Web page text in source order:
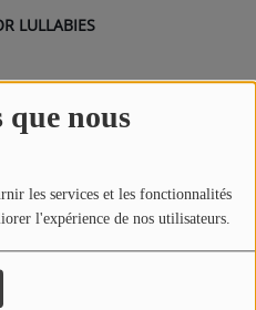
nous
les services et les fonctionnalités
l'expérience de nos utilisateurs.
LULLABIES
ÄR TILLBAKA
VÄN